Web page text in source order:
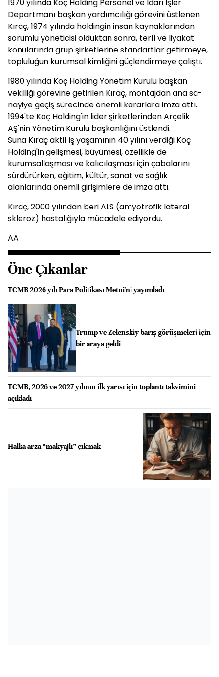
1970 yılında Koç Holding Personel ve İdari İşler
Departmanı başkan yardımcılığı görevini üstlenen
Kıraç, 1974 yılında holdingin insan kaynaklarından
sorumlu yöneticisi olduktan sonra, terfi ve liyakat
konularında grup şirketlerine standartlar getirme­ye,
topluluğun kurumsal kimliğini güçlendirmeye çalıştı.
1980 yılında Koç Holding Yönetim Kurulu başkan
vekilliği görevine getirilen Kıraç, montajdan ana sa­
nayiye geçiş sürecinde önemli kararlara imza attı.
1994'te Koç Holding'in lider şirketlerinden Arçelik
AŞ'nin Yönetim Kurulu başkanlığını üstlendi.
Suna Kıraç aktif iş yaşamının 40 yılını verdiği Koç
Holding'in gelişmesi, büyümesi, özellikle de
kurumsallaşması ve kalıcılaşması için çabalarını
sürdürürken, eğitim, kültür, sanat ve sağlık
alanlarında önemli girişimlere de imza attı.
Kıraç, 2000 yılından beri ALS (amyotrofik lateral
skleroz) hastalığıyla mücadele ediyordu.
AA
Öne Çıkanlar
TCMB 2026 yılı Para Politikası Metni'ni yayımladı
Trump ve Zelenskiy barış görüşmeleri için
bir araya geldi
TCMB, 2026 ve 2027 yılının ilk yarısı için toplantı takvimini
açıkladı
Halka arza “makyajlı” çıkmak